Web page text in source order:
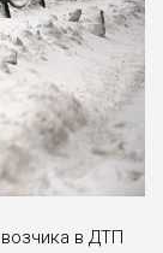
в ДТП